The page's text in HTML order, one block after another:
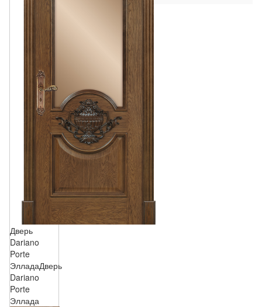
Дверь
Dariano
Porte
ЭлладаДверь
Dariano
Porte
Эллада